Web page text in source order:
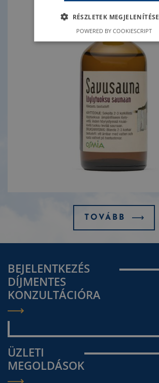
BEJELENTKEZÉS
DÍJMENTES
KONZULTÁCIÓRA
ÜZLETI
MEGOLDÁSOK
TOVÁBB
RÉSZLETEK MEGJELENÍTÉSE
POWERED BY COOKIESCRIPT